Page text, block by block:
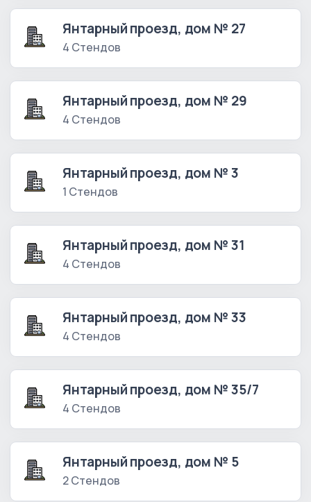
Янтарный проезд, дом № 27
4 Стендов
Янтарный проезд, дом № 29
4 Стендов
Янтарный проезд, дом № 3
1 Стендов
Янтарный проезд, дом № 31
4 Стендов
Янтарный проезд, дом № 33
4 Стендов
Янтарный проезд, дом № 35/7
4 Стендов
Янтарный проезд, дом № 5
2 Стендов